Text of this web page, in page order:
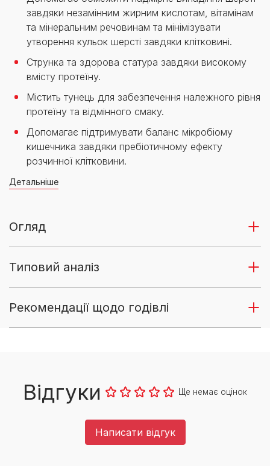
завдяки незамінним жирним кислотам, вітамінам
та мінеральним речовинам та мінімізувати
утворення кульок шерсті завдяки клітковині.
Струнка та здорова статура завдяки високому
вмісту протеїну.
Містить тунець для забезпечення належного рівня
протеїну та відмінного смаку.
Допомагає підтримувати баланс мікробіому
кишечника завдяки пребіотичному ефекту
розчинної клітковини.
Детальніше
Огляд
Типовий аналіз
Рекомендації щодо годівлі
Відгуки Ще немає оцінок
Написати відгук